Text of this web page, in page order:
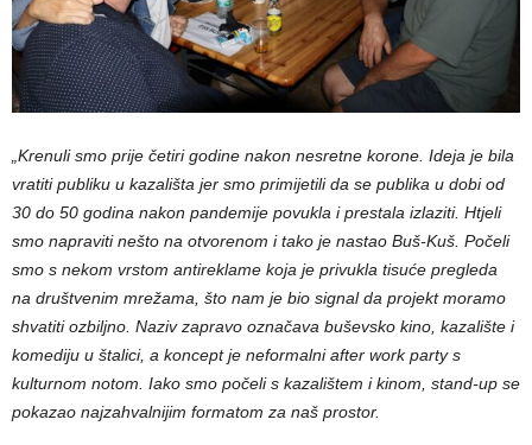
„Krenuli smo prije četiri godine nakon nesretne korone. Ideja je bila
vratiti publiku u kazališta jer smo primijetili da se publika u dobi od
30 do 50 godina nakon pandemije povukla i prestala izlaziti. Htjeli
smo napraviti nešto na otvorenom i tako je nastao Buš-Kuš. Počeli
smo s nekom vrstom antireklame koja je privukla tisuće pregleda
na društvenim mrežama, što nam je bio signal da projekt moramo
shvatiti ozbiljno. Naziv zapravo označava buševsko kino, kazalište i
komediju u štalici, a koncept je neformalni after work party s
kulturnom notom. Iako smo počeli s kazalištem i kinom, stand-up se
pokazao najzahvalnijim formatom za naš prostor.